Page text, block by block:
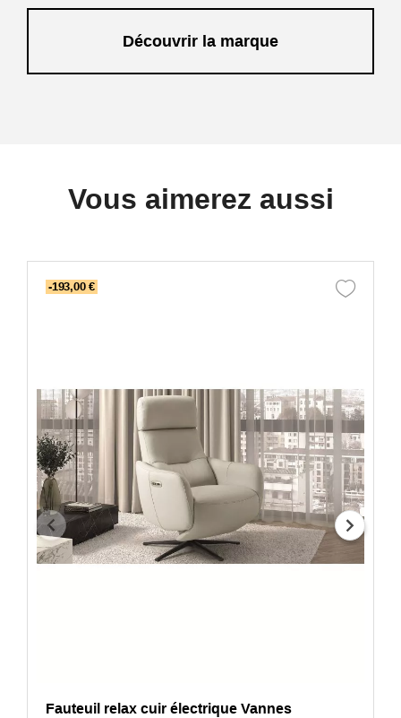
Découvrir la marque
Vous aimerez aussi
-193,00 €
Fauteuil relax cuir électrique Vannes